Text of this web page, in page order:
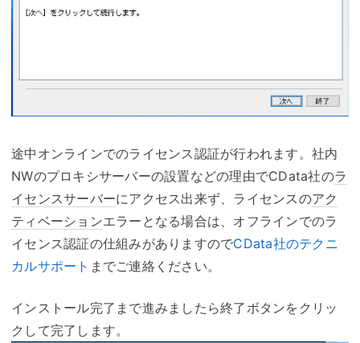
途中オンラインでのライセンス認証が行われます。社内
NWのプロキシサーバーの設置などの理由でCData社のラ
イセンスサーバーにアクセス出来ず、ライセンスのアク
ティベーションエラーとなる場合は、オフラインでのラ
イセンス認証の仕組みがありますのでCData社のテクニ
カルサポート までご連絡ください。
インストール完了まで進みましたら終了ボタンをクリッ
クして完了します。